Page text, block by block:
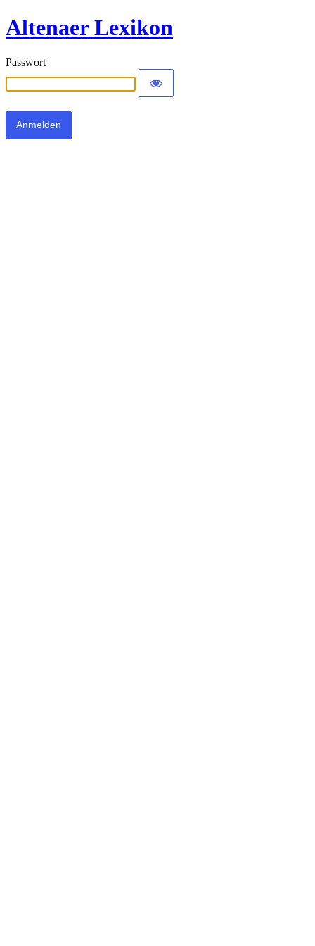
Altenaer Lexikon
Passwort